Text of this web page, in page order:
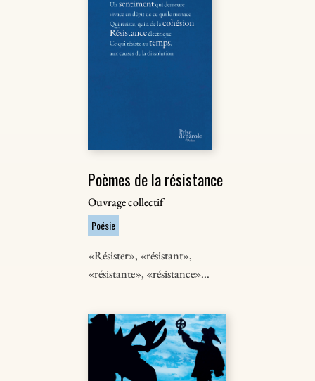
Poèmes de la résistance
Ouvrage collectif
Poésie
«Résister», «résistant»,
«résistante», «résistance»...